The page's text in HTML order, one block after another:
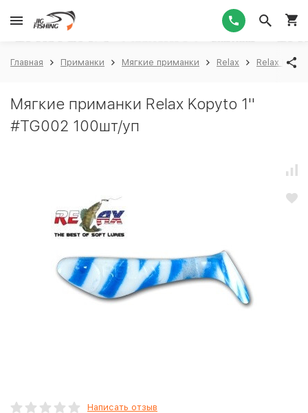
Главная Приманки Мягкие приманки Relax Relax
Мягкие приманки Relax Kopyto 1''
#TG002 100шт/уп
Написать отзыв